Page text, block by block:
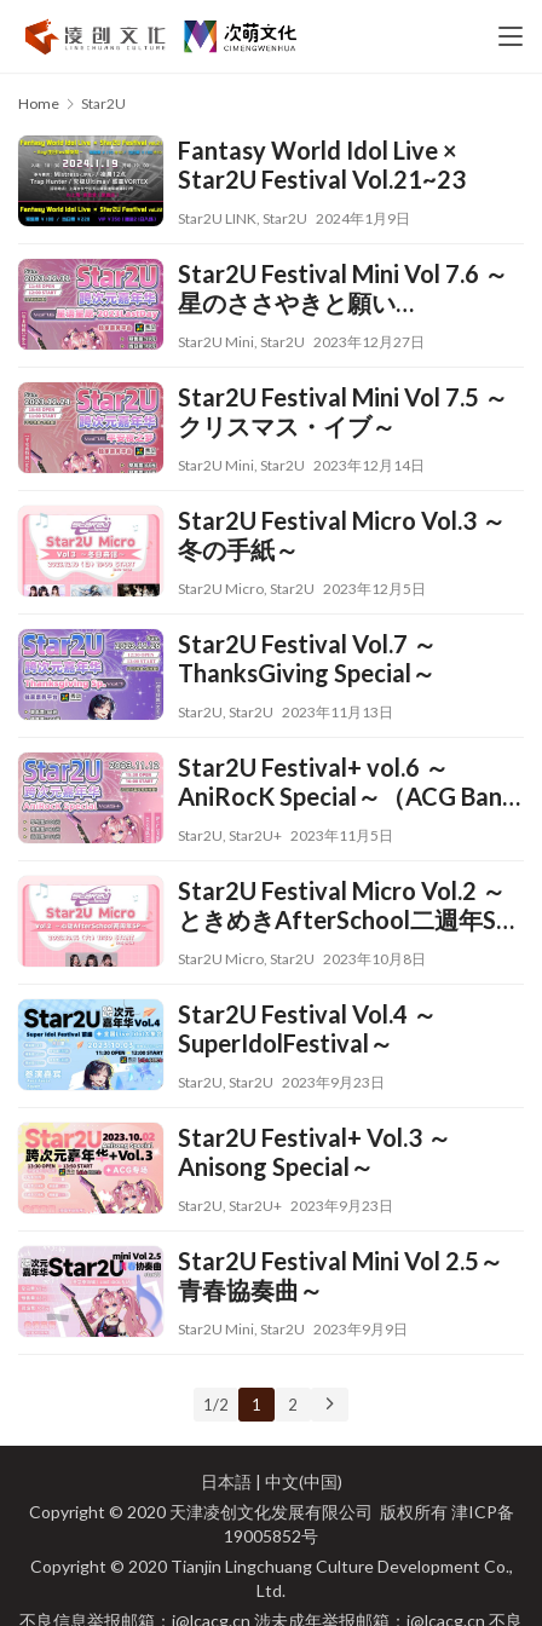
Home Star2U
Fantasy World Idol Live ×
Star2U Festival Vol.21~23
Star2U LINK, Star2U 2024年1月9日
Star2U Festival Mini Vol 7.6 ～
星のささやきと願い
·2023LastDay～
Star2U Mini, Star2U 2023年12月27日
Star2U Festival Mini Vol 7.5 ～
クリスマス・イブ～
Star2U Mini, Star2U 2023年12月14日
Star2U Festival Micro Vol.3 ～
冬の手紙～
Star2U Micro, Star2U 2023年12月5日
Star2U Festival Vol.7 ～
ThanksGiving Special～
Star2U, Star2U 2023年11月13日
Star2U Festival+ vol.6 ～
AniRocK Special～（ACG Band
Only）
Star2U, Star2U+ 2023年11月5日
Star2U Festival Micro Vol.2 ～
ときめきAfterSchool二週年SP
～
Star2U Micro, Star2U 2023年10月8日
Star2U Festival Vol.4 ～
SuperIdolFestival～
Star2U, Star2U 2023年9月23日
Star2U Festival+ Vol.3 ～
Anisong Special～
Star2U, Star2U+ 2023年9月23日
Star2U Festival Mini Vol 2.5～
青春協奏曲～
Star2U Mini, Star2U 2023年9月9日
1 / 2 1 2
日本語| 中文(中国)
Copyright © 2020 天津凌创文化发展有限公司 版权所有津ICP备
19005852号
Copyright © 2020 Tianjin Lingchuang Culture Development Co.,
Ltd.
不良信息举报邮箱：i@lcacg.cn 涉未成年举报邮箱：i@lcacg.cn 不良